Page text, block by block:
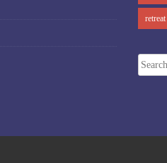
retreat
Search
for: